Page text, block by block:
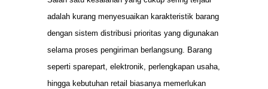
adalah kurang menyesuaikan karakteristik barang
dengan sistem distribusi prioritas yang digunakan
selama proses pengiriman berlangsung. Barang
seperti sparepart, elektronik, perlengkapan usaha,
hingga kebutuhan retail biasanya memerlukan